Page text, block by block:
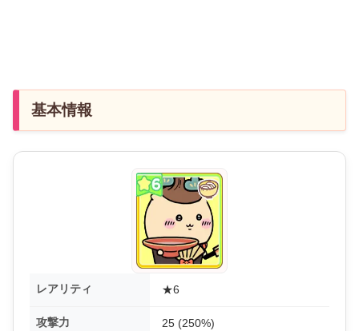
基本情報
レアリティ ★6
攻撃力 25 (250%)